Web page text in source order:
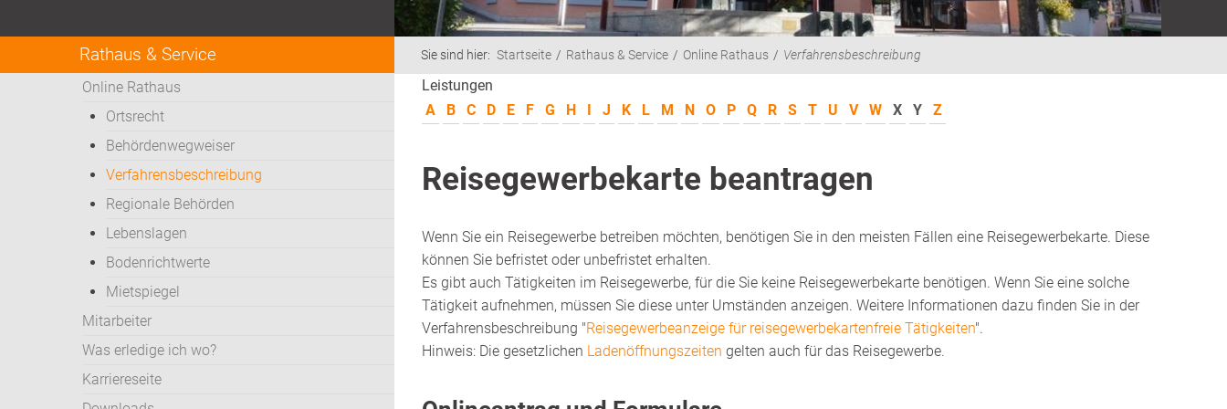
Rathaus & Service
Online Rathaus
Ortsrecht
Behördenwegweiser
Verfahrensbeschreibung
Regionale Behörden
Lebenslagen
Bodenrichtwerte
Mietspiegel
Mitarbeiter
Was erledige ich wo?
Karriereseite
Sie sind hier: Startseite Rathaus & Service Online Rathaus Verfahrensbeschreibung
Leistungen
A
B C D E F G H I J K L M N O P Q R S T U V W X Y Z
Reisegewerbekarte beantragen
Wenn Sie ein Reisegewerbe betreiben möchten, benötigen Sie in den meisten Fällen eine Reisegewerbekarte. Diese
können Sie befristet oder unbefristet erhalten.
Es gibt auch Tätigkeiten im Reisegewerbe, für die Sie keine Reisegewerbekarte benötigen. Wenn Sie eine solche
Tätigkeit aufnehmen, müssen Sie diese unter Umständen anzeigen. Weitere Informationen dazu finden Sie in der
Verfahrensbeschreibung "Reisegewerbeanzeige für reisegewerbekartenfreie Tätigkeiten".
Hinweis: Die gesetzlichen Ladenöffnungszeiten gelten auch für das Reisegewerbe.